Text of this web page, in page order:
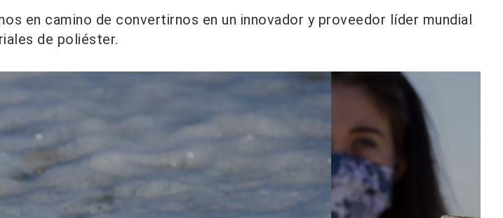
en camino de convertirnos en un innovador y proveedor líder mundial
de poliéster.
Visión
reconocidos
como el
principal
innovador y
proveedor
mundial de
materiales